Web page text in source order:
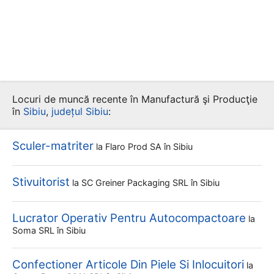
Locuri de muncă recente în Manufactură şi Producţie
în Sibiu, județul Sibiu:
Sculer-matriter la Flaro Prod SA în Sibiu
Stivuitorist la SC Greiner Packaging SRL în Sibiu
Lucrator Operativ Pentru Autocompactoare la
Soma SRL în Sibiu
Confectioner Articole Din Piele Si Inlocuitori la